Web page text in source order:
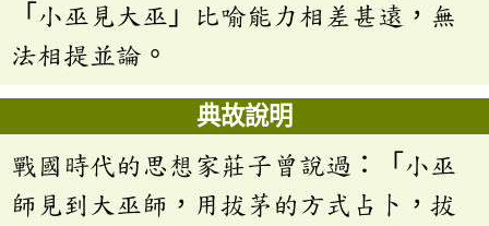
「小巫見大巫」比喻能力相差甚遠，無
法相提並論。
典故說明
戰國時代的思想家莊子曾說過：「小巫
師見到大巫師，用拔茅的方式占卜，拔